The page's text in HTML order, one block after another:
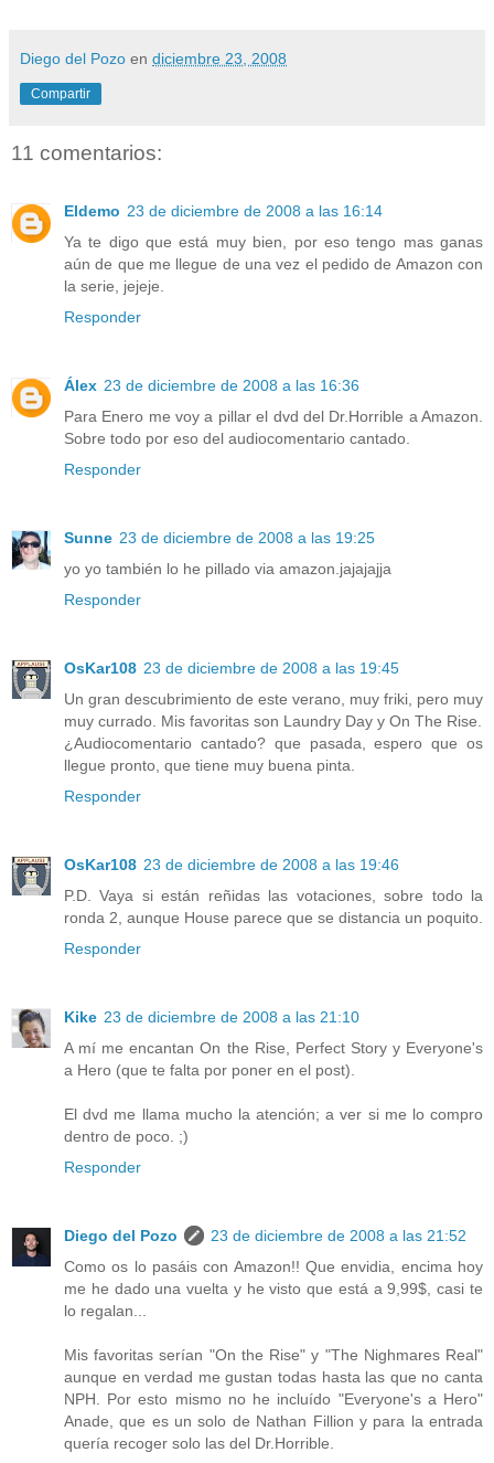
Diego del Pozo en diciembre 23, 2008
Compartir
11 comentarios:
Eldemo 23 de diciembre de 2008 a las 16:14
Ya te digo que está muy bien, por eso tengo mas ganas
aún de que me llegue de una vez el pedido de Amazon con
la serie, jejeje.
Responder
Álex 23 de diciembre de 2008 a las 16:36
Para Enero me voy a pillar el dvd del Dr.Horrible a Amazon.
Sobre todo por eso del audiocomentario cantado.
Responder
Sunne 23 de diciembre de 2008 a las 19:25
yo yo también lo he pillado via amazon.jajajajja
Responder
OsKar108 23 de diciembre de 2008 a las 19:45
Un gran descubrimiento de este verano, muy friki, pero muy
muy currado. Mis favoritas son Laundry Day y On The Rise.
¿Audiocomentario cantado? que pasada, espero que os
llegue pronto, que tiene muy buena pinta.
Responder
OsKar108 23 de diciembre de 2008 a las 19:46
P.D. Vaya si están reñidas las votaciones, sobre todo la
ronda 2, aunque House parece que se distancia un poquito.
Responder
Kike 23 de diciembre de 2008 a las 21:10
A mí me encantan On the Rise, Perfect Story y Everyone's
a Hero (que te falta por poner en el post).
El dvd me llama mucho la atención; a ver si me lo compro
dentro de poco. ;)
Responder
Diego del Pozo
23 de diciembre de 2008 a las 21:52
Como os lo pasáis con Amazon!! Que envidia, encima hoy
me he dado una vuelta y he visto que está a 9,99$, casi te
lo regalan...
Mis favoritas serían "On the Rise" y "The Nighmares Real"
aunque en verdad me gustan todas hasta las que no canta
NPH. Por esto mismo no he incluído "Everyone's a Hero"
Anade, que es un solo de Nathan Fillion y para la entrada
quería recoger solo las del Dr.Horrible.